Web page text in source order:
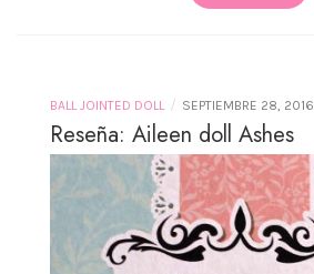
BALL JOINTED DOLL / SEPTIEMBRE 28, 2016
Reseña: Aileen doll Ashes